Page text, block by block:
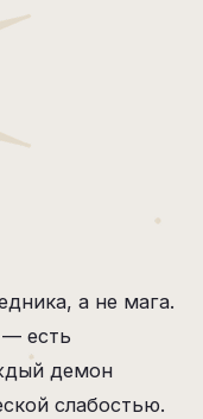
а не мага.
есть
демон
слабостью.